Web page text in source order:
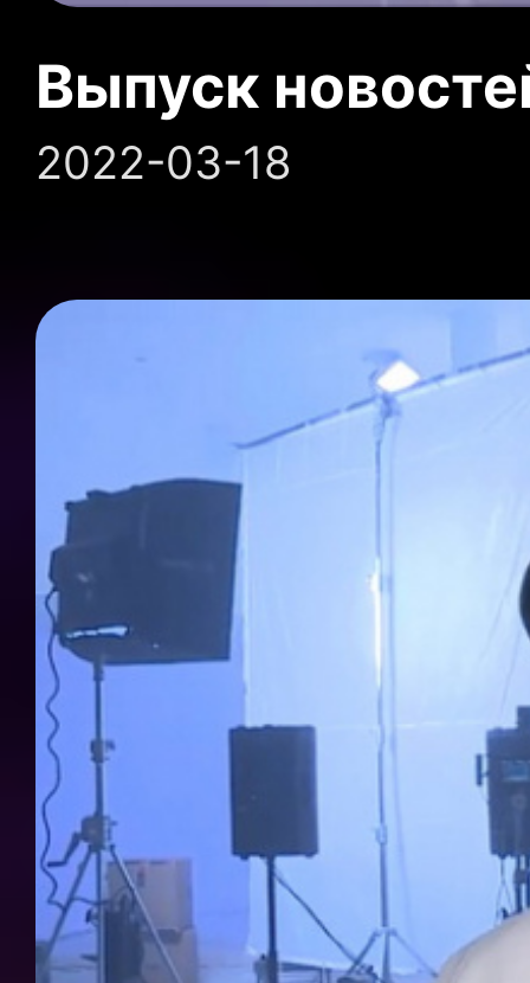
Выпуск
2022-03-18